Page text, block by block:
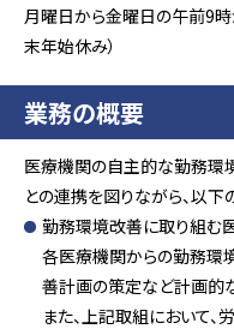
月曜日から金曜日の午前9時
末年始休み）
業務の概要
医療機関の自主的な勤務環
との連携を図りながら、以下
勤務環境改善に取り組む
各医療機関からの勤務環
善計画の策定など計画的
また、上記取組において